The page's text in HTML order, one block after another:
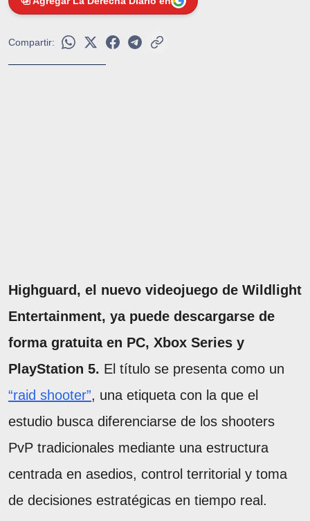
Compartir:
Highguard, el nuevo videojuego de Wildlight
Entertainment, ya puede descargarse de
forma gratuita en PC, Xbox Series y
PlayStation 5. El título se presenta como un
“raid shooter”, una etiqueta con la que el
estudio busca diferenciarse de los shooters
PvP tradicionales mediante una estructura
centrada en asedios, control territorial y toma
de decisiones estratégicas en tiempo real.